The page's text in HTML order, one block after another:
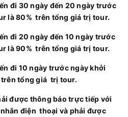
đi 30 ngày đến 20 ngày trước
là 80% trên tổng giá trị tour.
đi 20 ngày đến 10 ngày trước
là 90% trên tổng giá trị tour.
đi 10 ngày trước ngày khởi
trên tổng giá trị tour.
được thông báo trực tiếp với
điện thoại và phải được